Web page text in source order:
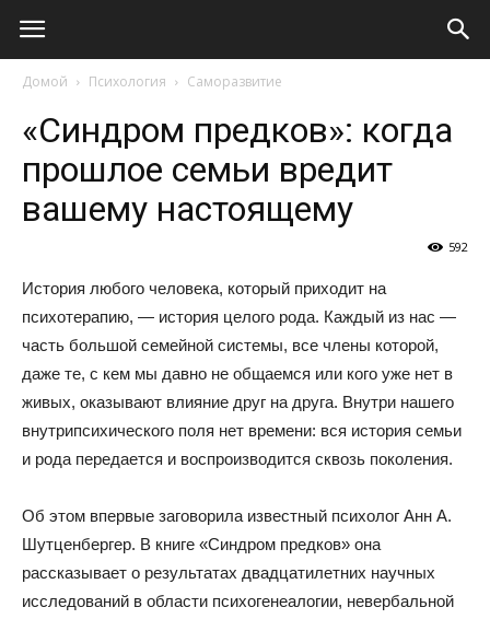
Виолайф
Домой Психология Саморазвитие
«Синдром предков»: когда
прошлое семьи вредит
вашему настоящему
592
История любого человека, который приходит на
психотерапию, — история целого рода. Каждый из нас —
часть большой семейной системы, все члены которой,
даже те, с кем мы давно не общаемся или кого уже нет в
живых, оказывают влияние друг на друга. Внутри нашего
внутрипсихического поля нет времени: вся история семьи
и рода передается и воспроизводится сквозь поколения.
Об этом впервые заговорила известный психолог Анн А.
Шутценбергер. В книге «Синдром предков» она
рассказывает о результатах двадцатилетних научных
исследований в области психогенеалогии, невербальной